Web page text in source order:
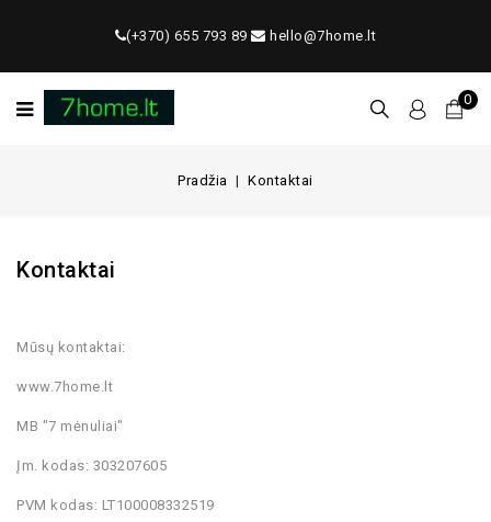
(+370) 655 793 89 hello@7home.lt
0
Pradžia Kontaktai
Kontaktai
Mūsų kontaktai:
www.7home.lt
MB "7 mėnuliai"
Įm. kodas: 303207605
PVM kodas: LT100008332519